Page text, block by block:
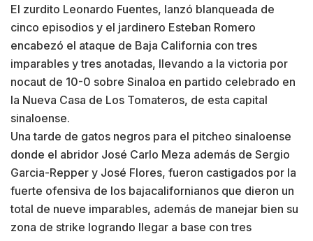
El zurdito Leonardo Fuentes, lanzó blanqueada de
cinco episodios y el jardinero Esteban Romero
encabezó el ataque de Baja California con tres
imparables y tres anotadas, llevando a la victoria por
nocaut de 10-0 sobre Sinaloa en partido celebrado en
la Nueva Casa de Los Tomateros, de esta capital
sinaloense.
Una tarde de gatos negros para el pitcheo sinaloense
donde el abridor José Carlo Meza además de Sergio
Garcia-Repper y José Flores, fueron castigados por la
fuerte ofensiva de los bajacalifornianos que dieron un
total de nueve imparables, además de manejar bien su
zona de strike logrando llegar a base con tres